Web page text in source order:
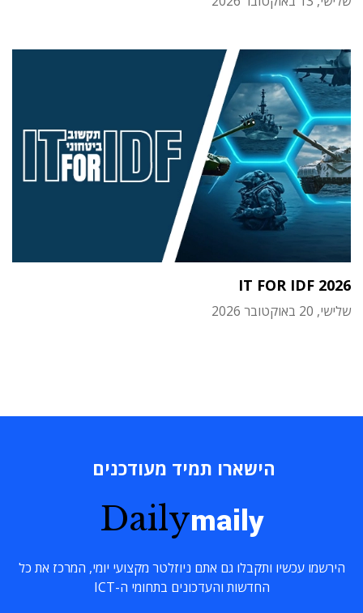
IT FOR IDF 2026
שלישי, 20 באוקטובר 2026
הישארו תמיד מעודכנים
Dailymaily
הירשמו עכשיו ותקבלו גם אתם ניוזלטר מקצועי יומי, המרכז את כל
החדשות והעדכונים בתחומי ה-ICT